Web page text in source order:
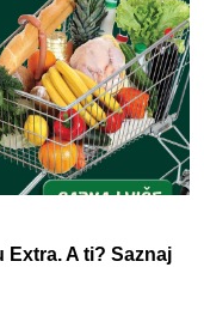
Extra. A ti? Saznaj